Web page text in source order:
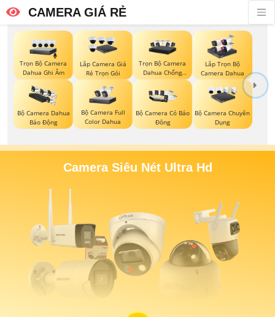
CAMERA GIÁ RẺ
Trọn Bộ Camera
Dahua Ghi Âm
Lắp Camera Giá
Rẻ Trọn Gói
Trọn Bộ Camera
Dahua Chống
Trộm
Lắp Trọn Bộ
Camera Dahua
Bộ Camera Dahua
Báo Động
Bộ Camera Full
Color Dahua
Bộ Camera Có Báo
Đông
Bộ Camera Chuyên
Dụng
Camera Siêu Nét Ultra Hd